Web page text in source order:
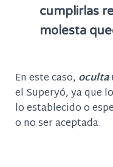
cumplirlas
molesta
En este caso, oculta
el Superyó, ya que
lo establecido o
o no ser aceptada.